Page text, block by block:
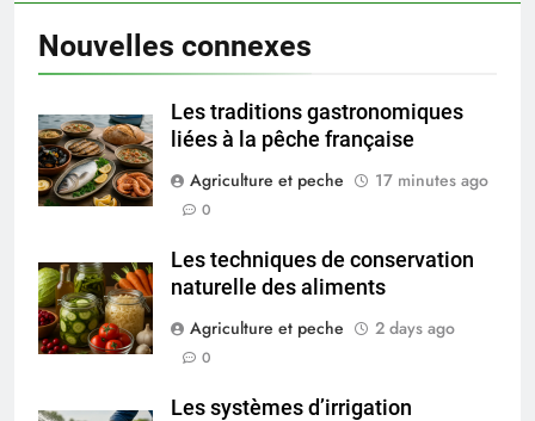
Nouvelles connexes
Les traditions gastronomiques
liées à la pêche française
Agriculture et peche
17 minutes ago
0
Les techniques de conservation
naturelle des aliments
Agriculture et peche
2 days ago
0
Les systèmes d’irrigation